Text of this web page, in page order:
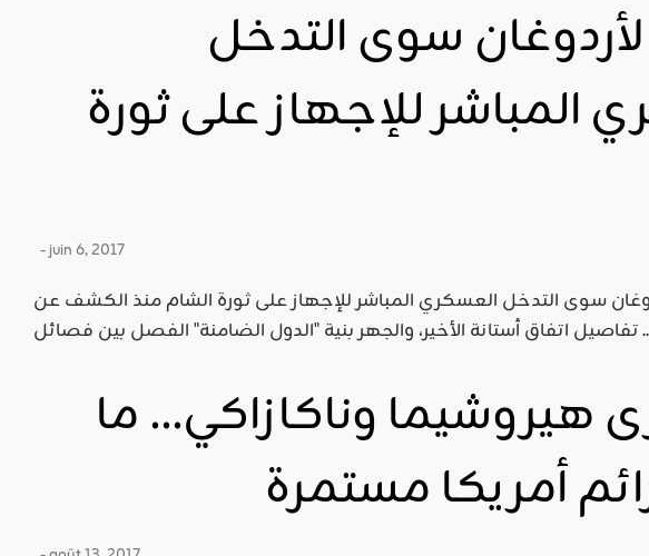
سوى التدخل
المباشر للإجهاز على ثورة
- juin 6, 2017
سوى التدخل العسكري المباشر للإجهاز على ثورة الشام منذ الكشف عن
الضامنة" الفصل بين فصائل ...
هيروشيما وناكازاكي… ما
أمريكا مستمرة